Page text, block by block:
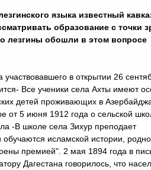
языка известный
образование с точки
лезгины обошли в этом вопросе
в открытии 26
Все ученики села Ахты имеют
детей проживающих в
от 5 июня 1912 года о сельской
-В школе села Зихур преподает
исламской истории,
премией". 2 мая 1894 года в
Дагестана говорилось, что